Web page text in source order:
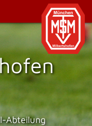
Abteilung